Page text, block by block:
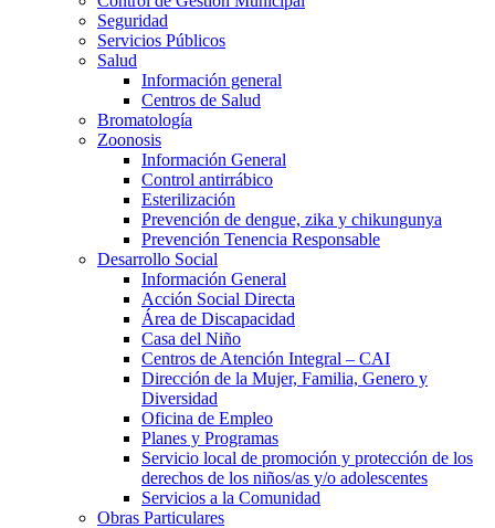
Seguridad
Servicios Públicos
Salud
Información general
Centros de Salud
Bromatología
Zoonosis
Información General
Control antirrábico
Esterilización
Prevención de dengue, zika y chikungunya
Prevención Tenencia Responsable
Desarrollo Social
Información General
Acción Social Directa
Área de Discapacidad
Casa del Niño
Centros de Atención Integral – CAI
Dirección de la Mujer, Familia, Genero y
Diversidad
Oficina de Empleo
Planes y Programas
Servicio local de promoción y protección de los
derechos de los niños/as y/o adolescentes
Servicios a la Comunidad
Obras Particulares